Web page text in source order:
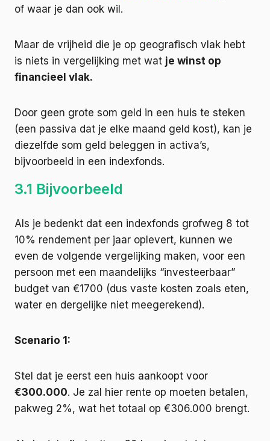
of waar je dan ook wil.
Maar de vrijheid die je op geografisch vlak hebt
is niets in vergelijking met wat je winst op
financieel vlak.
Door geen grote som geld in een huis te steken
(een passiva dat je elke maand geld kost), kan je
diezelfde som geld beleggen in activa’s,
bijvoorbeeld in een indexfonds.
3.1 Bijvoorbeeld
Als je bedenkt dat een indexfonds grofweg 8 tot
10% rendement per jaar oplevert, kunnen we
even de volgende vergelijking maken, voor een
persoon met een maandelijks “investeerbaar”
budget van €1700 (dus vaste kosten zoals eten,
water en dergelijke niet meegerekend).
Scenario 1:
Stel dat je eerst een huis aankoopt voor
€300.000. Je zal hier rente op moeten betalen,
pakweg 2%, wat het totaal op €306.000 brengt.